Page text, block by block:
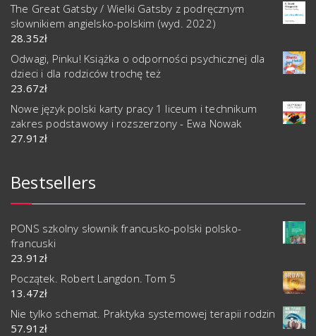
The Great Gatsby / Wielki Gatsby z podręcznym
słownikiem angielsko-polskim (wyd. 2022)
28.35zł
Odwagi, Pinku! Książka o odporności psychicznej dla
dzieci i dla rodziców trochę też
23.67zł
Nowe język polski karty pracy 1 liceum i technikum
zakres podstawowy i rozszerzony - Ewa Nowak
27.91 zł
Bestsellers
PONS szkolny słownik francusko-polski polsko-
francuski
23.91 zł
Początek. Robert Langdon. Tom 5
13.47zł
Nie tylko schemat. Praktyka systemowej terapii rodzin
57.91 zł